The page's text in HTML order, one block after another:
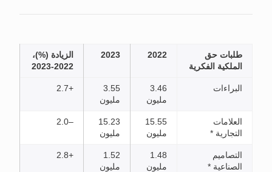
طلبات حق
الملكية الفكرية
2022
2023
الزيادة (%)،
2022-2023
البراءات
3.46
مليون
3.55
مليون
+2.7
العلامات
التجارية *
15.55
مليون
15.23
مليون
–2.0
التصاميم
الصناعية *
1.48
مليون
1.52
مليون
+2.8